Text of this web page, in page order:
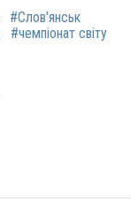
#Слов'янськ
#чемпіонат світу